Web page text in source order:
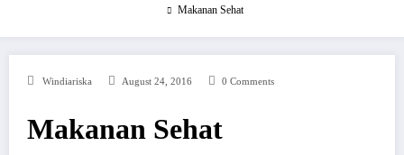
Makanan Sehat
Windiariska August 24, 2016 0 Comments
Makanan Sehat